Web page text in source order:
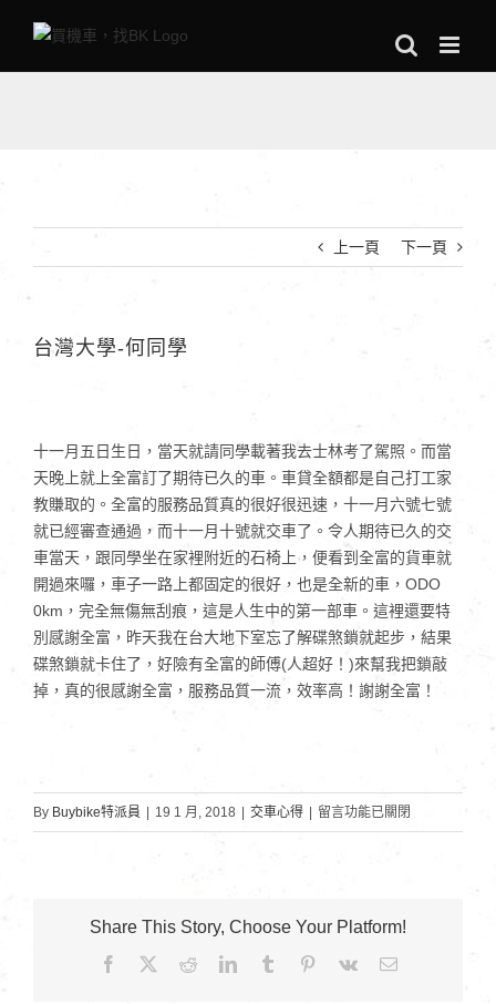
上一頁 下一頁
台灣大學-何同學
十一月五日生日，當天就請同學載著我去士林考了駕照。而當
天晚上就上全富訂了期待已久的車。車貸全額都是自己打工家
教賺取的。全富的服務品質真的很好很迅速，十一月六號七號
就已經審查通過，而十一月十號就交車了。令人期待已久的交
車當天，跟同學坐在家裡附近的石椅上，便看到全富的貨車就
開過來囉，車子一路上都固定的很好，也是全新的車，ODO
0km，完全無傷無刮痕，這是人生中的第一部車。這裡還要特
別感謝全富，昨天我在台大地下室忘了解碟煞鎖就起步，結果
碟煞鎖就卡住了，好險有全富的師傅(人超好！)來幫我把鎖敲
掉，真的很感謝全富，服務品質一流，效率高！謝謝全富！
By Buybike特派員 19 1 月, 2018 交車心得
在
留言功能已關閉
Share This Story, Choose Your Platform!
Facebook RedditLinkedInTumblr Pinterest
Vk Email: